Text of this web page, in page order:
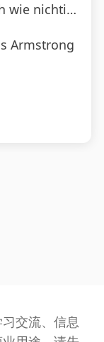
ach wie nichtig
Armstrong
交流、信息